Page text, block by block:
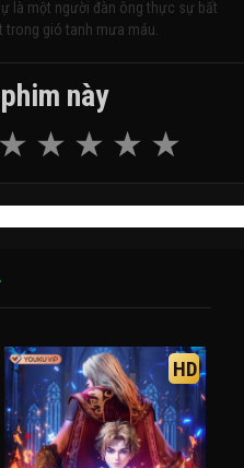
là một người đàn ông thực sự bất
trong gió tanh mưa máu.
này
HD